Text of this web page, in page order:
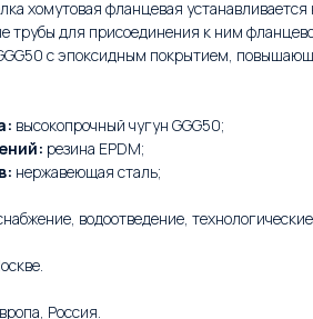
хомутовая фланцевая
трубы для присоединения к ним
с эпоксидным покрытием,
высокопрочный чугун GGG50;
резина EPDM;
нержавеющая сталь;
водоотведение,
Россия.